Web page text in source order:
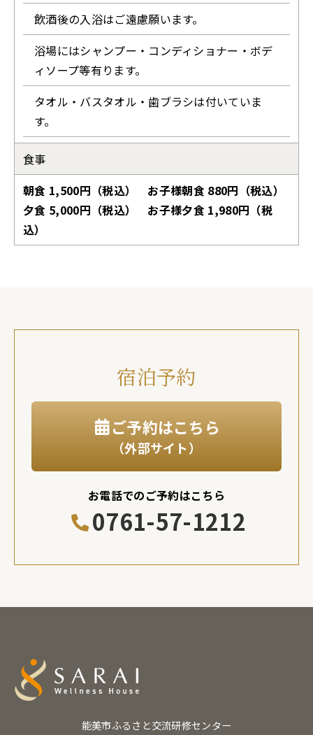
飲酒後の入浴はご遠慮願います。
浴場にはシャンプー・コンディショナー・ボデ
ィソープ等有ります。
タオル・バスタオル・歯ブラシは付いていま
す。
食事
朝食 1,500円（税込） お子様朝食 880円（税込）
夕食 5,000円（税込） お子様夕食 1,980円（税
込）
宿泊予約
ご予約はこちら
（外部サイト）
お電話でのご予約はこちら
0761-57-1212
能美市ふるさと交流研修センター